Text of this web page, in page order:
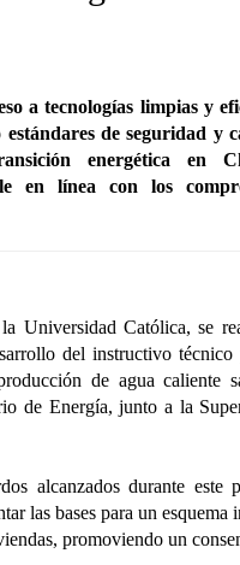
a tecnologías limpias y
de seguridad y
energética en
en línea con los
Universidad Católica, se
del instructivo técnico
de agua caliente
de Energía, junto a la
alcanzados durante este
las bases para un
promoviendo un